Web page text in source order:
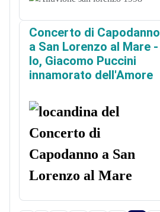
Concerto di Capodanno
a San Lorenzo al Mare -
Io, Giacomo Puccini
innamorato dell'Amore